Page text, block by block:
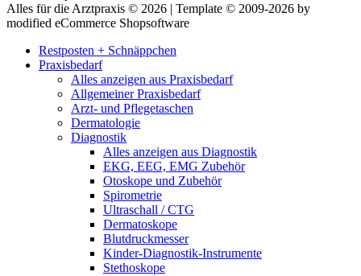
Alles für die Arztpraxis © 2026 | Template © 2009-2026 by
modified eCommerce Shopsoftware
Restposten + Schnäppchen
Praxisbedarf
Alles anzeigen aus Praxisbedarf
Allgemeiner Praxisbedarf
Arzt- und Pflegetaschen
Dermatologie
Diagnostik
Alles anzeigen aus Diagnostik
EKG, EEG, EMG Zubehör
Otoskope und Zubehör
Spirometrie
Ultraschall / CTG
Dermatoskope
Blutdruckmesser
Kinder-Diagnostik-Instrumente
Stethoskope